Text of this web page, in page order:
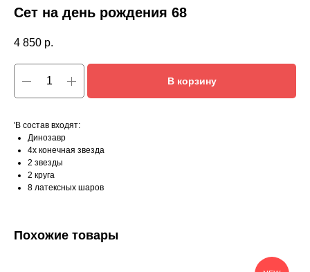
Сет на день рождения 68
4 850 р.
В корзину
'В состав входят:
Динозавр
4х конечная звезда
2 звезды
2 круга
8 латексных шаров
Похожие товары